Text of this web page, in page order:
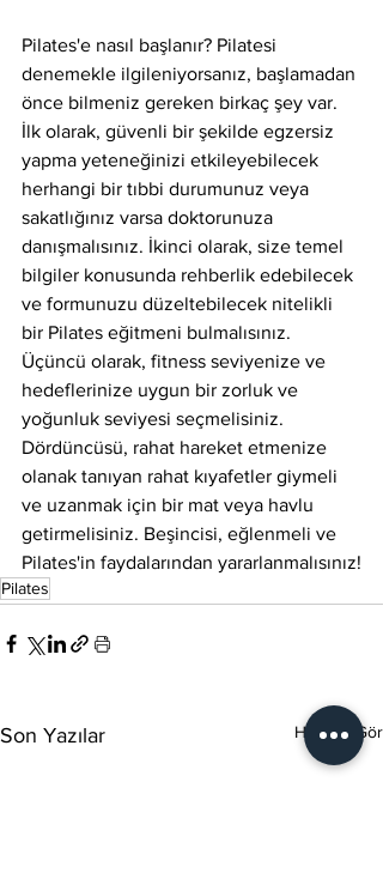
Pilates'e nasıl başlanır? Pilatesi
denemekle ilgileniyorsanız, başlamadan
önce bilmeniz gereken birkaç şey var.
İlk olarak, güvenli bir şekilde egzersiz
yapma yeteneğinizi etkileyebilecek
herhangi bir tıbbi durumunuz veya
sakatlığınız varsa doktorunuza
danışmalısınız. İkinci olarak, size temel
bilgiler konusunda rehberlik edebilecek
ve formunuzu düzeltebilecek nitelikli
bir Pilates eğitmeni bulmalısınız.
Üçüncü olarak, fitness seviyenize ve
hedeflerinize uygun bir zorluk ve
yoğunluk seviyesi seçmelisiniz.
Dördüncüsü, rahat hareket etmenize
olanak tanıyan rahat kıyafetler giymeli
ve uzanmak için bir mat veya havlu
getirmelisiniz. Beşincisi, eğlenmeli ve
Pilates'in faydalarından yararlanmalısınız!
Pilates
Son Yazılar Hepsini Gör